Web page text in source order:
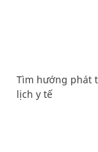
Tìm hướng phát
lịch y tế